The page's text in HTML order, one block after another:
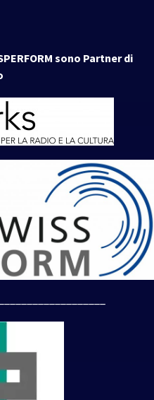
sono Partner di